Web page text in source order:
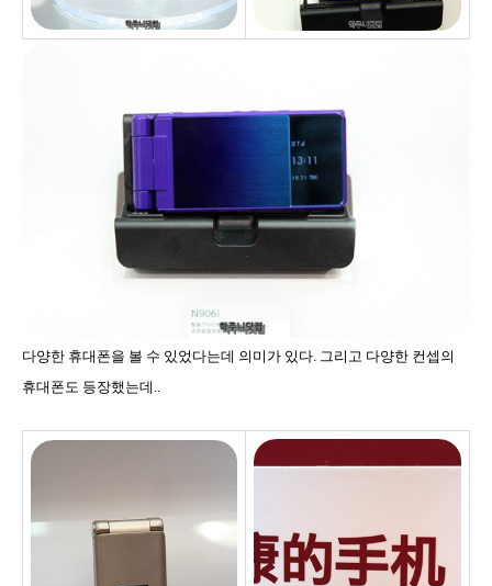
다양한 휴대폰을 볼 수 있었다는데 의미가 있다. 그리고 다양한 컨셉의
휴대폰도 등장했는데..